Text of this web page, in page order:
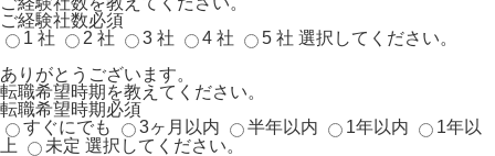
ご経験社数必須
1 社
2 社 3 社 4 社 5 社 選択してください。
ありがとうございます。
転職希望時期を教えてください。
転職希望時期必須
すぐにでも
3ヶ月以内 半年以内 1年以内
1年以
上
未定 選択してください。